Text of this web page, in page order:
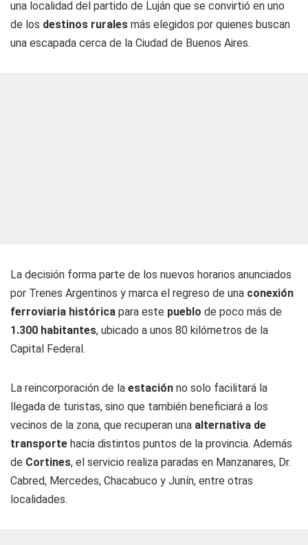
una localidad del partido de Luján que se convirtió en uno
de los destinos rurales más elegidos por quienes buscan
una escapada cerca de la Ciudad de Buenos Aires.
La decisión forma parte de los nuevos horarios anunciados
por Trenes Argentinos y marca el regreso de una conexión
ferroviaria histórica para este pueblo de poco más de
1.300 habitantes, ubicado a unos 80 kilómetros de la
Capital Federal.
La reincorporación de la estación no solo facilitará la
llegada de turistas, sino que también beneficiará a los
vecinos de la zona, que recuperan una alternativa de
transporte hacia distintos puntos de la provincia. Además
de Cortines, el servicio realiza paradas en Manzanares, Dr.
Cabred, Mercedes, Chacabuco y Junín, entre otras
localidades.